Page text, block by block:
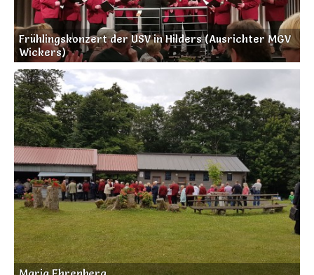
Frühlingskonzert der USV in Hilders (Ausrichter MGV
Wickers)